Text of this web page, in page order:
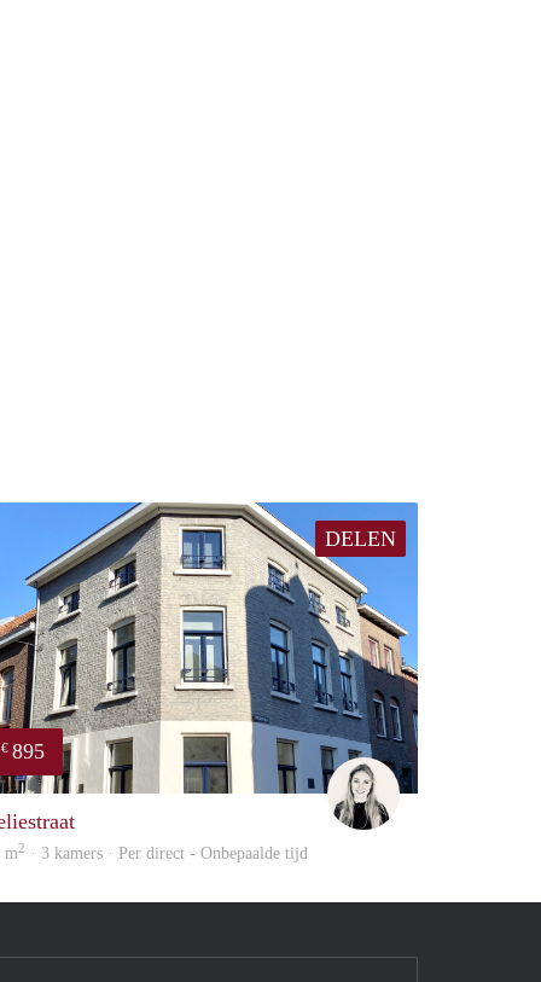
DELEN
€ 895
Fleur
m2 · 3 kamers · Per direct - Onbepaalde tijd